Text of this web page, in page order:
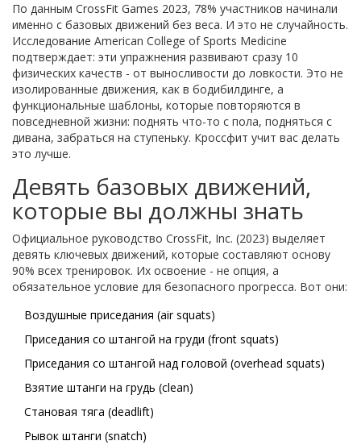
По данным CrossFit Games 2023, 78% участников начинали
именно с базовых движений без веса. И это не случайность.
Исследование American College of Sports Medicine
подтверждает: эти упражнения развивают сразу 10
физических качеств - от выносливости до ловкости. Это не
изолированные движения, как в бодибилдинге, а
функциональные шаблоны, которые повторяются в
повседневной жизни: поднять что-то с пола, подняться с
дивана, забраться на ступеньку. Кроссфит учит вас делать
это лучше.
Девять базовых движений,
которые вы должны знать
Официальное руководство CrossFit, Inc. (2023) выделяет
девять ключевых движений, которые составляют основу
90% всех тренировок. Их освоение - не опция, а
обязательное условие для безопасного прогресса. Вот они:
Воздушные приседания (air squats)
Приседания со штангой на груди (front squats)
Приседания со штангой над головой (overhead squats)
Взятие штанги на грудь (clean)
Становая тяга (deadlift)
Рывок штанги (snatch)